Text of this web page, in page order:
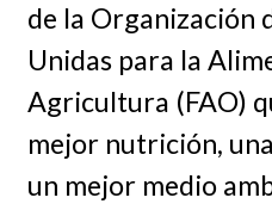
de la Organización
Unidas para la
Agricultura (FAO)
mejor nutrición,
un mejor medio